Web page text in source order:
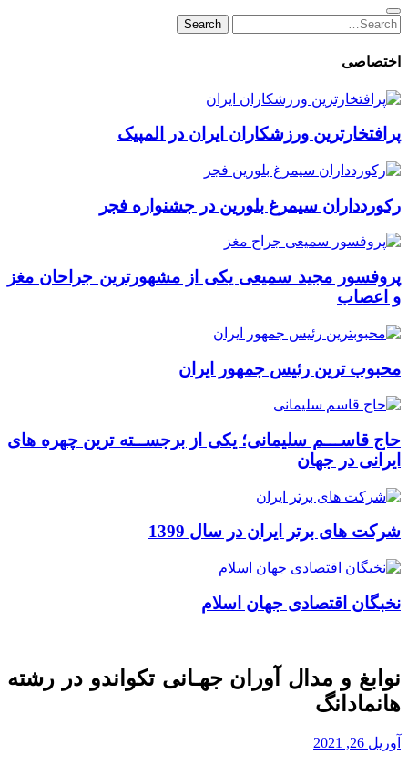
Search
for:
Search
اختصاصی
پرافتخارترین ورزشکاران ایران در المپیک
رکوردداران سیمرغ بلورین در جشنواره فجر
پروفسور مجید سمیعی یکی از مشهورترین جراحان مغز
و اعصاب
محبوب ترین رئیس جمهور ایران
حاج قاســـم سلیمانی؛ یکی از برجســته ترین چهره های
ایرانی در جهان
شرکت های برتر ایران در سال 1399
نخبگان اقتصادی جهان اسلام
نوابغ و مدال آوران جهـانی تکواندو در رشته
هانمادانگ
آوریل 26, 2021